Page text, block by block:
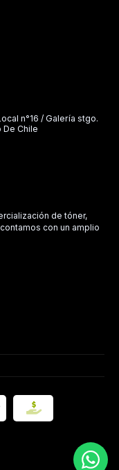
n°16 / Galería stgo.
De Chile
de tóner,
con un amplio